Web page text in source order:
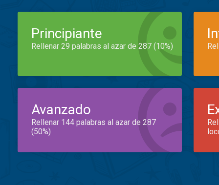
Principiante
Rellenar 29 palabras al azar de 287 (10%)
Avanzado
Rellenar 144 palabras al azar de 287
(50%)